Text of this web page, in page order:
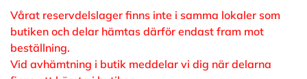
Vårat reservdelslager finns inte i samma lokaler som
butiken och delar hämtas därför endast fram mot
beställning.
Vid avhämtning i butik meddelar vi dig när delarna